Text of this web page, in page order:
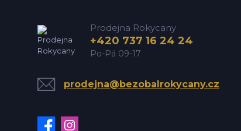
Prodejna Rokycany
+420 737 16 24 24
Po-Pá 09-17
prodejna@bezobalrokycany.cz